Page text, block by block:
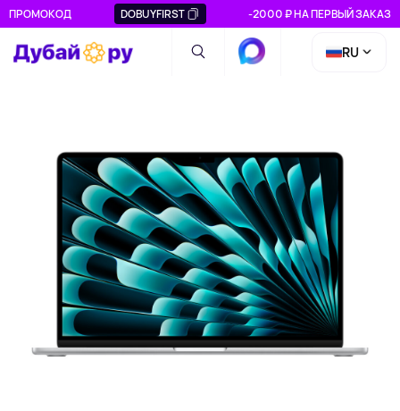
ПРОМОКОД DOBUYFIRST -2000 ₽ НА ПЕРВЫЙ ЗАКАЗ
RU